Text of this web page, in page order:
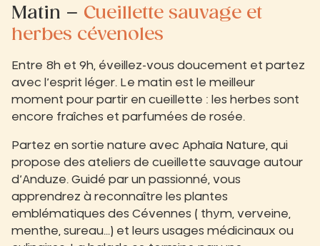
Matin – Cueillette sauvage et
herbes cévenoles
Entre 8h et 9h, éveillez-vous doucement et partez
avec l’esprit léger. Le matin est le meilleur
moment pour partir en cueillette : les herbes sont
encore fraîches et parfumées de rosée.
Partez en sortie nature avec Aphaïa Nature, qui
propose des ateliers de cueillette sauvage autour
d’Anduze. Guidé par un passionné, vous
apprendrez à reconnaître les plantes
emblématiques des Cévennes ( thym, verveine,
menthe, sureau…) et leurs usages médicinaux ou